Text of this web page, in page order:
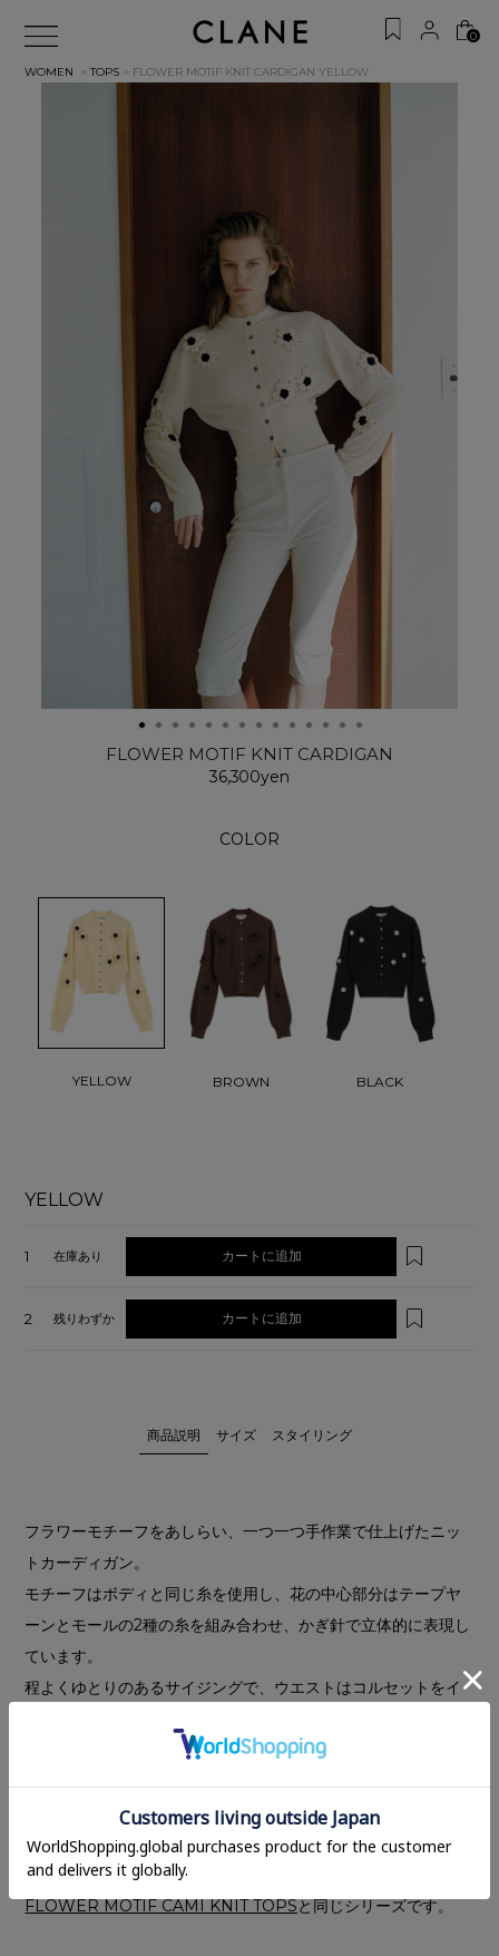
0
WOMEN >TOPS > FLOWER MOTIF KNIT CARDIGAN YELLOW
FLOWER MOTIF KNIT CARDIGAN
36,300yen
COLOR
YELLOW BROWN BLACK
YELLOW
1 在庫あり カートに追加
2 残りわずか カートに追加
商品説明 サイズ スタイリング
フラワーモチーフをあしらい、一つ一つ手作業で仕上げたニッ
トカーディガン。
モチーフはボディと同じ糸を使用し、花の中心部分はテープヤ
ーンとモールの2種の糸を組み合わせ、かぎ針で立体的に表現し
ています。
程よくゆとりのあるサイジングで、ウエストはコルセットをイ
釦をすべて留めてトップスとしても、軽く羽織りとしても着用
時期にも軽やかに着用いただけます。
ハンドクラフトならではの温もりを感じられ、一枚でスタイリ
ングが映えるカーディガンです。
FLOWER MOTIF CAMI KNIT TOPSと同じシリーズです。